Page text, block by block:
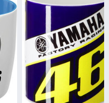
štartovací
digitálnym
power banka,